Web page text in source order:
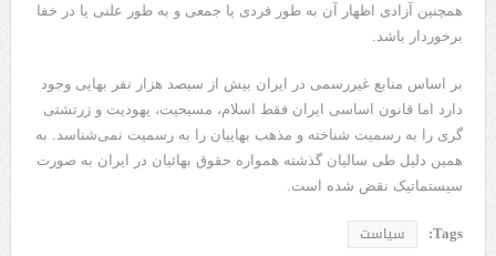
همچنین آزادی اظهار آن به طور فردی یا جمعی و به طور علنی یا در خفا
برخوردار باشد.
بر اساس منابع غیررسمی در ایران بیش از سیصد هزار نفر بهایی وجود
دارد اما قانون اساسی ایران فقط اسلام، مسیحیت، یهودیت و زرتشتی
گری را به رسمیت شناخته و مذهب بهاییان را به رسمیت نمی‌شناسد. به
همین دلیل طی سالیان گذشته همواره حقوق بهائیان در ایران به صورت
سیستماتیک نقض شده است.
Tags: سیاست